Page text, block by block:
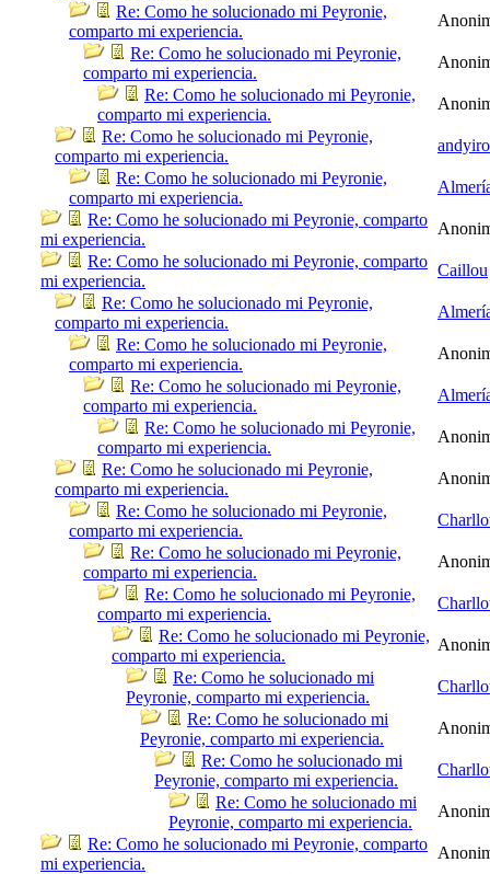
Re: Como he solucionado mi Peyronie,
comparto mi experiencia.
Re: Como he solucionado mi Peyronie,
comparto mi experiencia.
Re: Como he solucionado mi Peyronie,
comparto mi experiencia.
Re: Como he solucionado mi Peyronie,
comparto mi experiencia.
Re: Como he solucionado mi Peyronie,
comparto mi experiencia.
Re: Como he solucionado mi Peyronie, comparto
mi experiencia.
Re: Como he solucionado mi Peyronie, comparto
mi experiencia.
Caillou
Re: Como he solucionado mi Peyronie,
comparto mi experiencia.
Re: Como he solucionado mi Peyronie,
comparto mi experiencia.
Re: Como he solucionado mi Peyronie,
comparto mi experiencia.
Re: Como he solucionado mi Peyronie,
comparto mi experiencia.
Re: Como he solucionado mi Peyronie,
comparto mi experiencia.
Re: Como he solucionado mi Peyronie,
comparto mi experiencia.
Re: Como he solucionado mi Peyronie,
comparto mi experiencia.
Re: Como he solucionado mi Peyronie,
comparto mi experiencia.
Re: Como he solucionado mi Peyronie,
comparto mi experiencia.
Re: Como he solucionado mi
Peyronie, comparto mi experiencia.
Re: Como he solucionado mi
Peyronie, comparto mi experiencia.
Re: Como he solucionado mi
Peyronie, comparto mi experiencia.
Re: Como he solucionado mi
Peyronie, comparto mi experiencia.
Re: Como he solucionado mi Peyronie, comparto
mi experiencia.